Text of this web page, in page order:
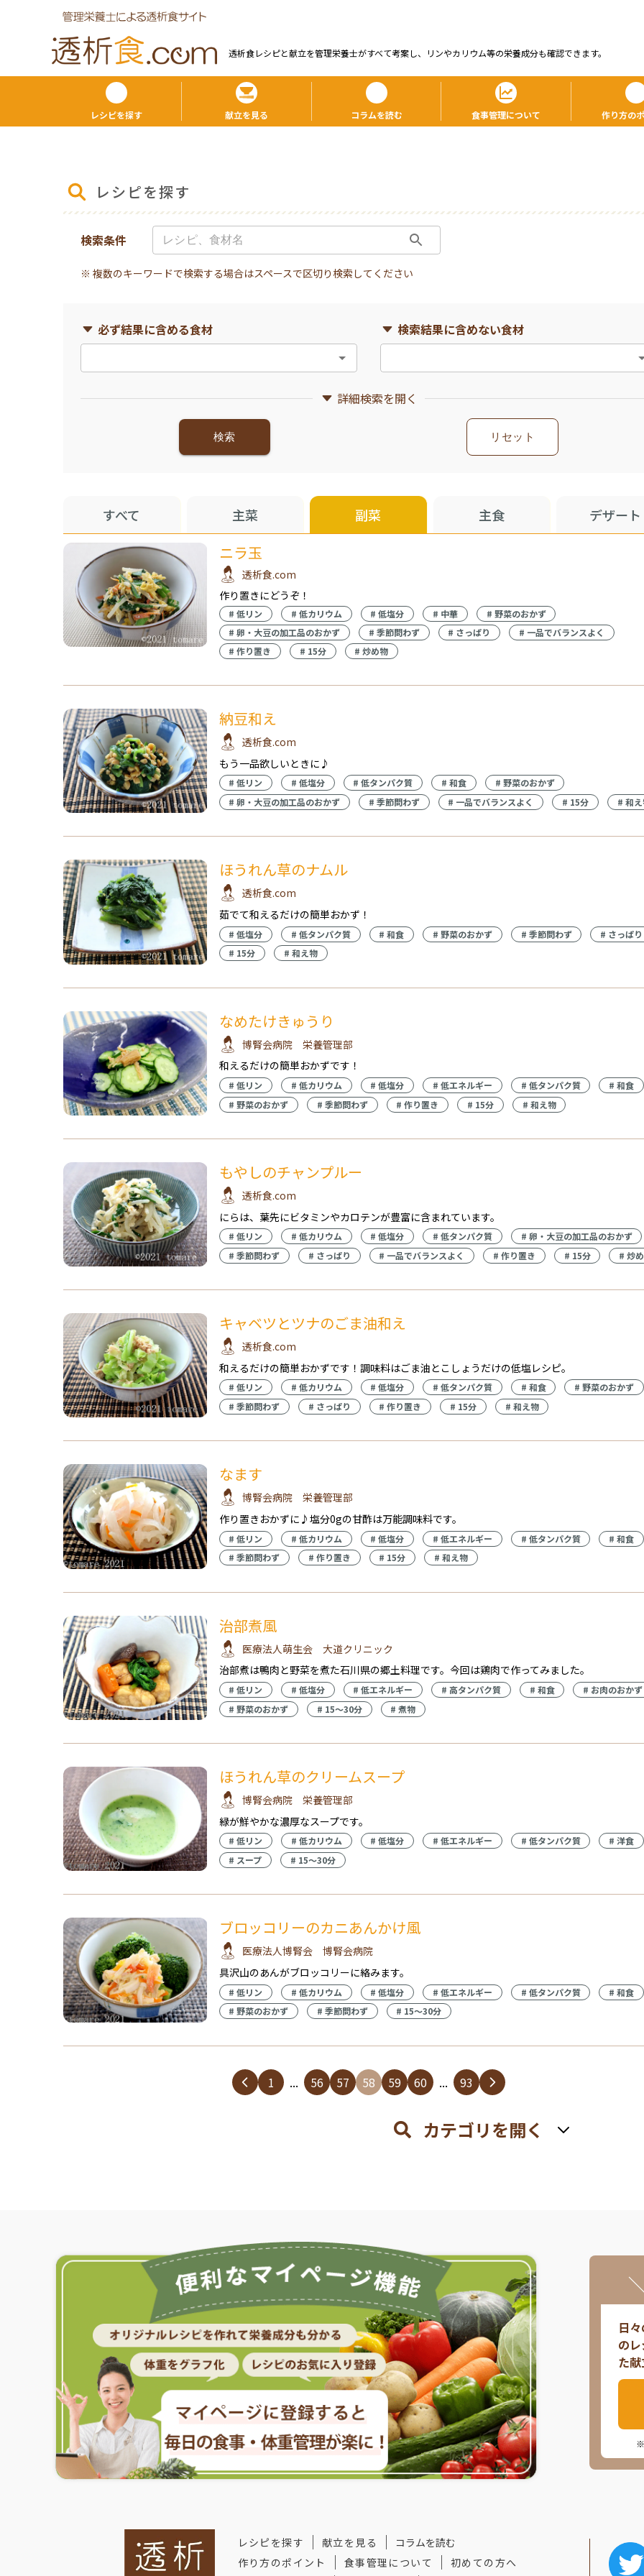
透析食レシピと献⽴を管理栄養⼠がすべて考案し、リンやカリウム等の栄養成分も確認できます。
レシピを探す 献立を見る コラムを読む 食事管理について 作り方の
レシピを探す
検索条件
※ 複数のキーワードで検索する場合はスペースで区切り検索してください
必ず結果に含める食材 検索結果に含めない食材
詳細検索を開く
検索 リセット
すべて 主菜 副菜 主食 デザート
ニラ玉
透析食.com
作り置きにどうぞ！
#低リン # 低カリウム #低塩分 # 中華 # 野菜のおかず
#卵・大豆の加工品のおかず # 季節問わず # さっぱり # 一品でバランスよく
#作り置き # 15分 #炒め物
納豆和え
透析食.com
もう一品欲しいときに♪
#低リン # 低塩分 #低タンパク質 #和食 # 野菜のおかず
#卵・大豆の加工品のおかず # 季節問わず # 一品でバランスよく # 15分 # 和
ほうれん草のナムル
透析食.com
茹でて和えるだけの簡単おかず！
#低塩分 # 低タンパク質 #和食 #野菜のおかず # 季節問わず # さっぱり
# 15分 # 和え物
なめたけきゅうり
博腎会病院 栄養管理部
和えるだけの簡単おかずです！
#低リン # 低カリウム #低塩分 #低エネルギー # 低タンパク質 #和食
#野菜のおかず # 季節問わず #作り置き # 15分 # 和え物
もやしのチャンプルー
透析食.com
にらは、葉先にビタミンやカロテンが豊富に含まれています。
#低リン # 低カリウム #低塩分 #低タンパク質 # 卵・大豆の加工品のおかず
#季節問わず # さっぱり # 一品でバランスよく #作り置き # 15分 #炒
キャベツとツナのごま油和え
透析食.com
和えるだけの簡単おかずです！調味料はごま油とこしょうだけの低塩レシピ。
#低リン # 低カリウム #低塩分 #低タンパク質 # 和食 #野菜のおかず
#季節問わず # さっぱり #作り置き # 15分 # 和え物
なます
博腎会病院 栄養管理部
作り置きおかずに♪塩分0gの甘酢は万能調味料です。
#低リン # 低カリウム #低塩分 #低エネルギー # 低タンパク質 #和食
#季節問わず # 作り置き # 15分 #和え物
治部煮風
医療法人萌生会 大道クリニック
治部煮は鴨肉と野菜を煮た石川県の郷土料理です。今回は鶏肉で作ってみました。
#低リン # 低塩分 #低エネルギー #高タンパク質 # 和食 # お肉のおかず
#野菜のおかず # 15〜30分 #煮物
ほうれん草のクリームスープ
博腎会病院 栄養管理部
緑が鮮やかな濃厚なスープです。
#低リン # 低カリウム #低塩分 #低エネルギー # 低タンパク質 #洋食
# スープ # 15〜30分
ブロッコリーのカニあんかけ風
医療法人博腎会 博腎会病院
具沢山のあんがブロッコリーに絡みます。
#低リン # 低カリウム #低塩分 #低エネルギー # 低タンパク質 #和食
#野菜のおかず # 季節問わず # 15〜30分
1 ... 56 57 58 59 60 ... 93
カテゴリを開く
日
の
た
※
レシピを探す 献立を見る
コラムを読む
作り方のポイント
食事管理について
初めての方へ